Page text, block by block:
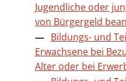
Jugendliche oder
von Bürgergeld
Bildungs- und
Erwachsene bei
Alter oder bei